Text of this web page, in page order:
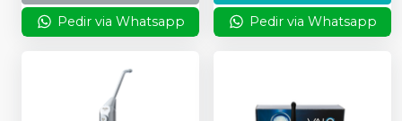
Pedir via Whatsapp Pedir via Whatsapp